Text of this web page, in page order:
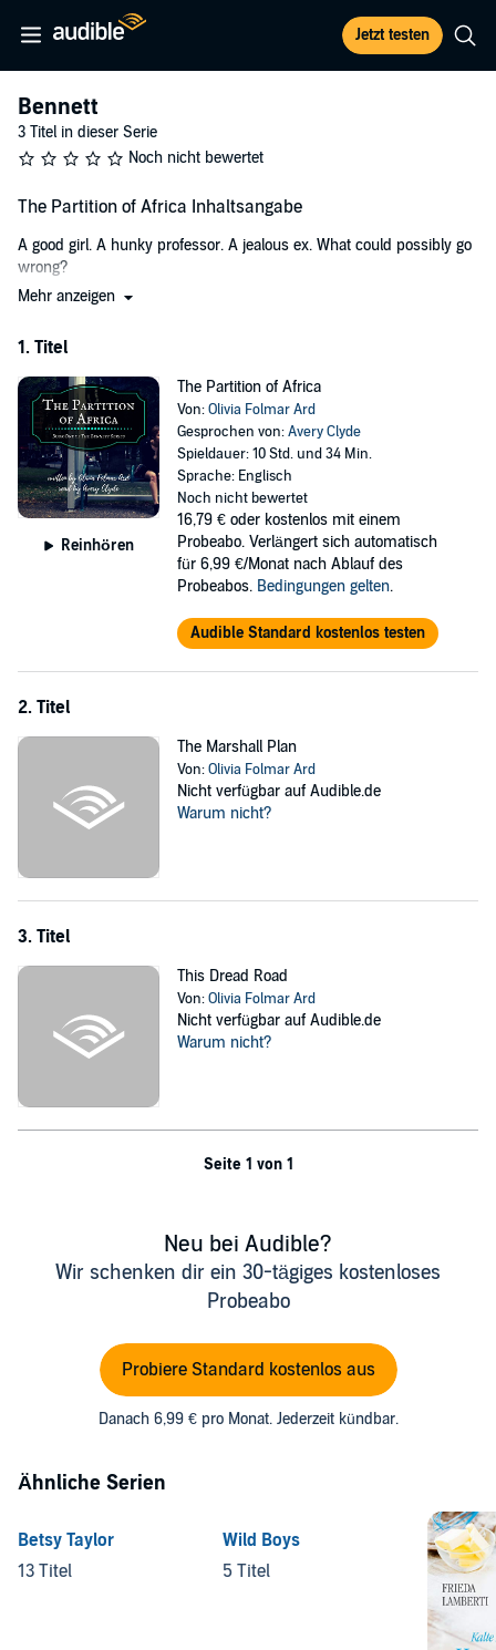
Jetzt testen
Bennett
3 Titel in dieser Serie
Noch nicht bewertet
The Partition of Africa Inhaltsangabe
A good girl. A hunky professor. A jealous ex. What could possibly go
wrong?
Hattie Greene was the typical quiet, nerdy good girl at HKCU... until
spent with Samson Campbell, Ph.D., she's gone from being
for Samson and the whispers of her conscience, Hattie moves
through each day terrified that her mistake will cost her everything,
and things aren't looking good. Claire, her nosy roommate, has a
built-in scandal detector, and her vindictive ex, Cameron, would love
to bring her down. With her entire future on the line, Hattie must find
a way to come out on the other side.
The Partition of Africa
is a coming of age tale that features romance,
intrigue, and just the right amount of drama. Author Olivia Folmar
Gossip Girl, and that shines through in the first
thrilling, emotional journey today!
©2014 Olivia Folmar Ard (P)2018 Olivia Folmar Ard
Mehr anzeigen
1. Titel
Reinhören
The Partition of Africa
Von:Olivia Folmar Ard
Gesprochen von:Avery Clyde
Spieldauer: 10 Std. und 34 Min.
Sprache: Englisch
Noch nicht bewertet
16,79 € oder kostenlos mit einem
Probeabo. Verlängert sich automatisch
für 6,99 €/Monat nach Ablauf des
Probeabos. Bedingungen gelten.
Audible Standard kostenlos testen
2. Titel
The Marshall Plan
Von:Olivia Folmar Ard
Nicht verfügbar auf Audible.de
Warum nicht?
3. Titel
This Dread Road
Von:Olivia Folmar Ard
Nicht verfügbar auf Audible.de
Warum nicht?
Seite 1 von 1
Neu bei Audible?
Wir schenken dir ein 30-tägiges kostenloses
Probeabo
Probiere Standard kostenlos aus
Danach 6,99 € pro Monat. Jederzeit kündbar.
Ähnliche Serien
Betsy Taylor
13 Titel
Wild Boys
5 Titel